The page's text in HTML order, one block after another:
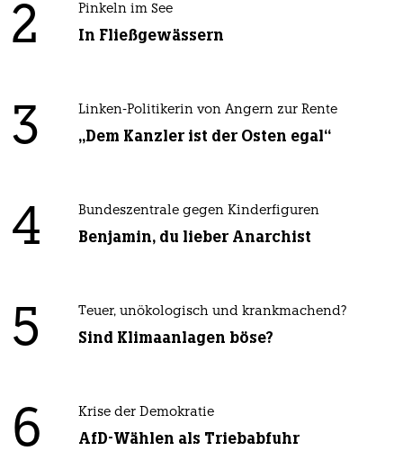
2 Pinkeln im See
In Fließgewässern
3 Linken-Politikerin von Angern zur Rente
„Dem Kanzler ist der Osten egal“
4 Bundeszentrale gegen Kinderfiguren
Benjamin, du lieber Anarchist
5 Teuer, unökologisch und krankmachend?
Sind Klimaanlagen böse?
6 Krise der Demokratie
AfD-Wählen als Triebabfuhr